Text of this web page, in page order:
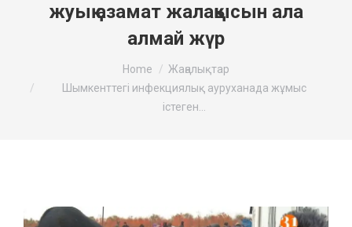
жуық азамат жалақысын ала
алмай жүр
Home
Жаңалықтар
Шымкенттегі инфекциялық ауруханада жұмыс
істеген…